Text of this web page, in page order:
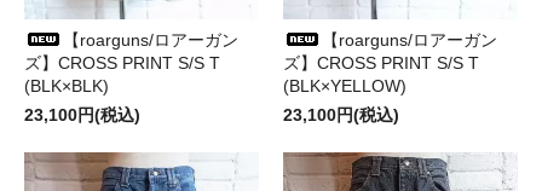
【roarguns/ロアーガン
ズ】CROSS PRINT S/S T
(BLK×BLK)
23,100円(税込)
【roarguns/ロアーガン
ズ】CROSS PRINT S/S T
(BLK×YELLOW)
23,100円(税込)